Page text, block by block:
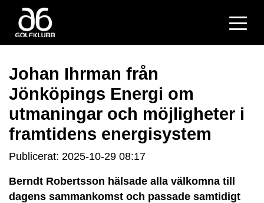
Johan Ihrman från
Jönköpings Energi om
utmaningar och möjligheter i
framtidens energisystem
Publicerat: 2025-10-29 08:17
Berndt Robertsson hälsade alla välkomna till
dagens sammankomst och passade samtidigt